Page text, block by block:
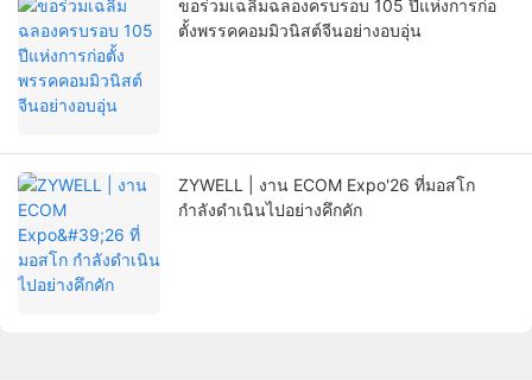
ขอร่วมเฉลิมฉลองครบรอบ 105 ปีแห่งการก่อ
ตั้งพรรคคอมมิวนิสต์จีนอย่างอบอุ่น
ZYWELL | งาน ECOM Expo'26 ที่มอสโก
กำลังดำเนินไปอย่างคึกคัก